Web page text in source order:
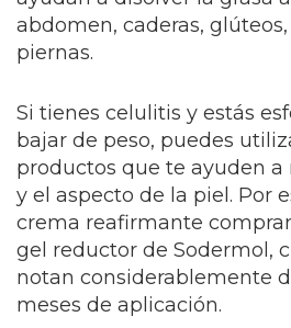
abdomen, caderas,
piernas.
Si tienes celulitis y estás
bajar de peso, puedes
productos que te ayuden a
y el aspecto de la piel. Por
crema reafirmante
gel reductor de Sodermol,
notan considerablemente
meses de aplicación.